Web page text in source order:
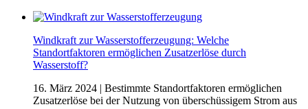
Windkraft zur Wasserstofferzeugung: Welche
Standortfaktoren ermöglichen Zusatzerlöse durch
Wasserstoff?
16. März 2024 | Bestimmte Standortfaktoren ermöglichen
Zusatzerlöse bei der Nutzung von überschüssigem Strom aus